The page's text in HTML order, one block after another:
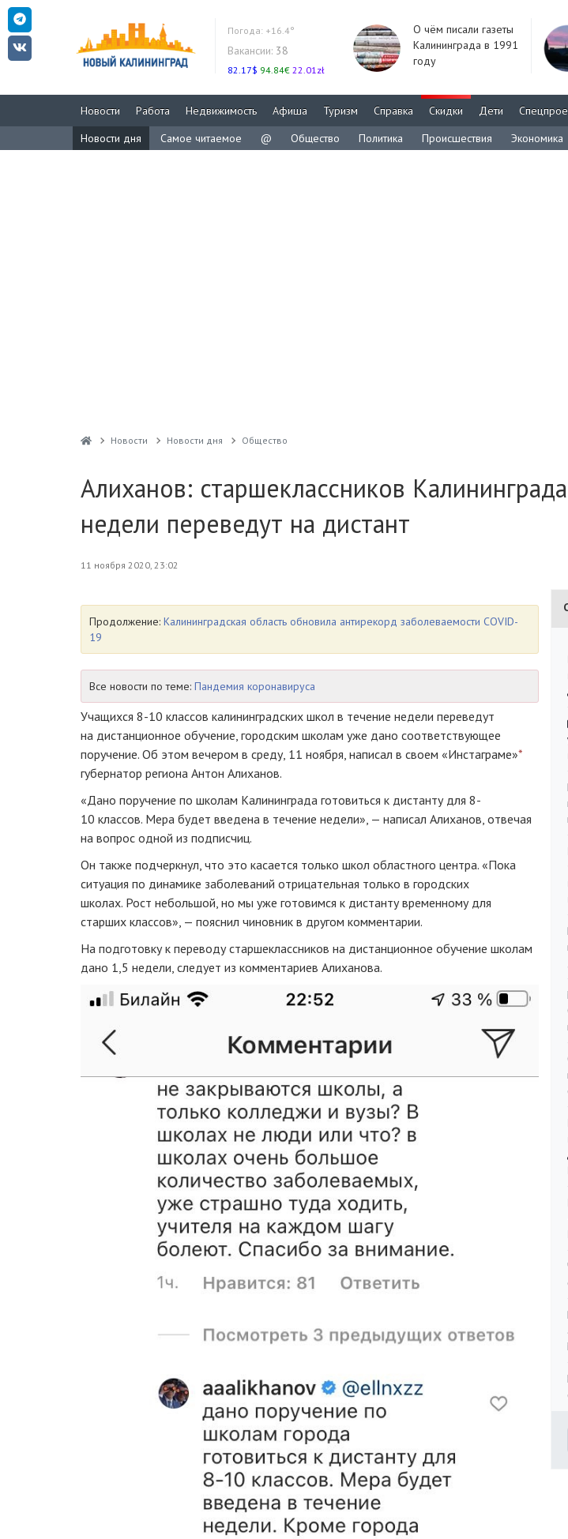
Погода: +16.4°
Вакансии: 38
82.17$ 94.84€ 22.01zł
О чём писали газеты
Калининграда в 1991
году
Новости Работа Недвижимость Афиша Туризм Справка Скидки Дети
Новости дня
Самое читаемое @ Общество Политика Происшествия Экономика
Новости Новости дня Общество
Алиханов: старшеклассников
недели переведут на дистант
11 ноября 2020, 23:02
Продолжение: Калининградская область обновила антирекорд заболеваемости COVID-
19
Все новости по теме: Пандемия коронавируса
Учащихся 8-10 классов калининградских школ в течение недели переведут
на дистанционное обучение, городским школам уже дано соответствующее
поручение. Об этом вечером в среду, 11 ноября, написал в своем «Инстаграме»*
губернатор региона Антон Алиханов.
«Дано поручение по школам Калининграда готовиться к дистанту для 8-
10 классов. Мера будет введена в течение недели», — написал Алиханов, отвечая
на вопрос одной из подписчиц.
Он также подчеркнул, что это касается только школ областного центра. «Пока
ситуация по динамике заболеваний отрицательная только в городских
школах. Рост небольшой, но мы уже готовимся к дистанту временному для
старших классов», — пояснил чиновник в другом комментарии.
На подготовку к переводу старшеклассников на дистанционное обучение школам
дано 1,5 недели, следует из комментариев Алиханова.